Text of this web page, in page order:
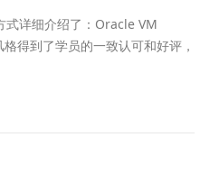
式详细介绍了：Oracle VM
得到了学员的一致认可和好评，